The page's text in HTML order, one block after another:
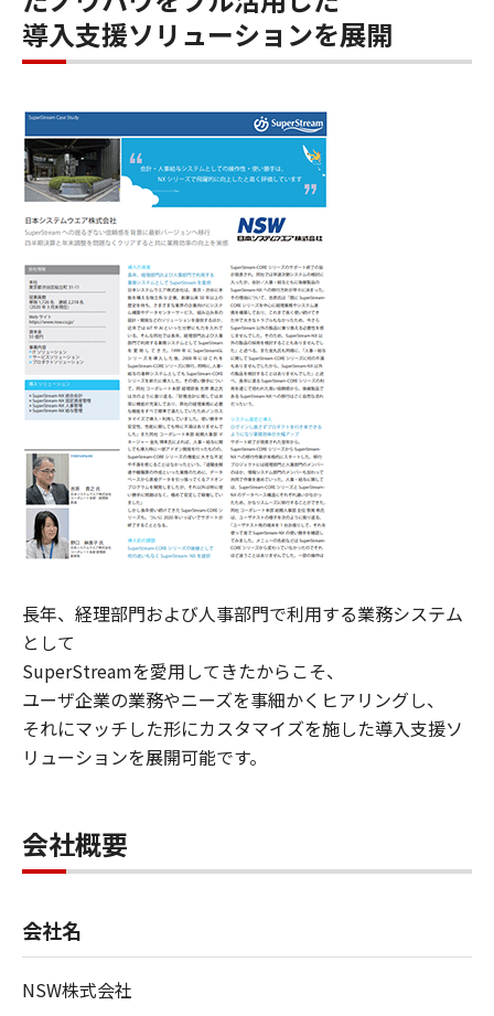
導入支援ソリューションを展開
長年、経理部門および人事部門で利用する業務システム
として
SuperStreamを愛用してきたからこそ、
ユーザ企業の業務やニーズを事細かくヒアリングし、
それにマッチした形にカスタマイズを施した導入支援ソ
リューションを展開可能です。
会社概要
会社名
NSW株式会社